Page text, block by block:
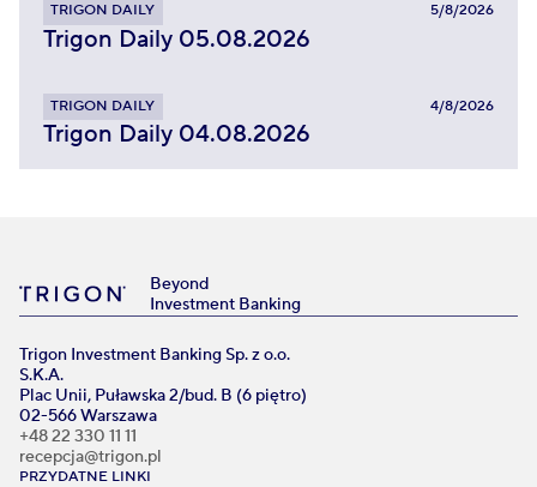
TRIGON DAILY 5/8/2026
Trigon Daily 05.08.2026
TRIGON DAILY 4/8/2026
Trigon Daily 04.08.2026
Beyond
Investment Banking
Trigon Investment Banking Sp. z o.o.
S.K.A.
Plac Unii, Puławska 2/bud. B (6 piętro)
02-566 Warszawa
+48 22 330 11 11
recepcja@trigon.pl
PRZYDATNE LINKI